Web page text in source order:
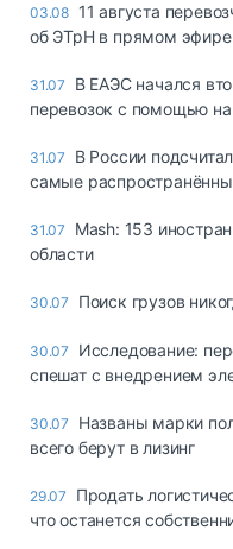
03.08 11 августа
об ЭТрН в прямом эфире
31.07
В ЕАЭС начался
перевозок с помощью
31.07
В России
самые
31.07
Mash: 153
области
30.07 Поиск грузов
30.07
Исследование:
спешат с внедрением
30.07
Названы марки
всего берут в лизинг
29.07
Продать
что останется